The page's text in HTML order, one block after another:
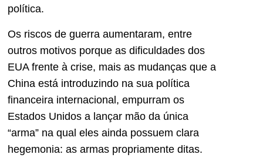
política.
Os riscos de guerra aumentaram, entre
outros motivos porque as dificuldades dos
EUA frente à crise, mais as mudanças que a
China está introduzindo na sua política
financeira internacional, empurram os
Estados Unidos a lançar mão da única
“arma” na qual eles ainda possuem clara
hegemonia: as armas propriamente ditas.